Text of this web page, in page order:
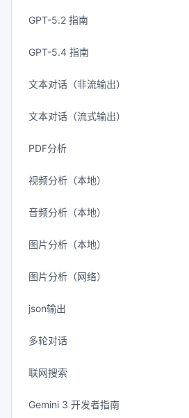
GPT-5.2 指南
GPT-5.4 指南
文本对话（非流输出）
文本对话（流式输出）
PDF分析
视频分析（本地）
音频分析（本地）
图片分析（本地）
图片分析（网络）
json输出
多轮对话
联网搜索
Gemini 3 开发者指南